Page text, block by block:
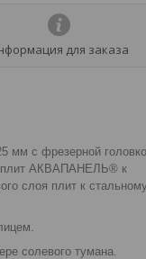
для заказа
мм с фрезерной
плит АКВАПАНЕЛЬ® к
слоя плит к
солевого тумана.